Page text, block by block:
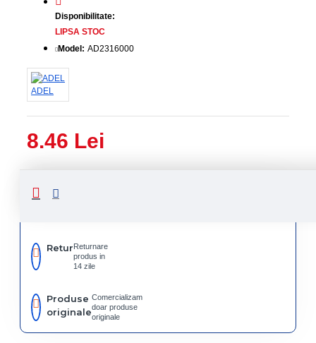
8.46 Lei
Disponibilitate:
LIPSA STOC
Model: AD2316000
ADEL
Livrare
rapida
ReturReturnare
produs in
14 zile
Produse
originale
Comercializam
doar produse
originale